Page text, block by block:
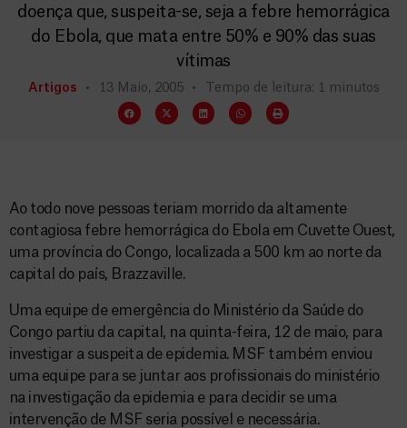
doença que, suspeita-se, seja a febre hemorrágica
do Ebola, que mata entre 50% e 90% das suas
vítimas
Artigos 13 Maio, 2005 Tempo de leitura: 1 minutos
Ao todo nove pessoas teriam morrido da altamente
contagiosa febre hemorrágica do Ebola em Cuvette Ouest,
uma província do Congo, localizada a 500 km ao norte da
capital do país, Brazzaville.
Uma equipe de emergência do Ministério da Saúde do
Congo partiu da capital, na quinta-feira, 12 de maio, para
investigar a suspeita de epidemia. MSF também enviou
uma equipe para se juntar aos profissionais do ministério
na investigação da epidemia e para decidir se uma
intervenção de MSF seria possível e necessária.